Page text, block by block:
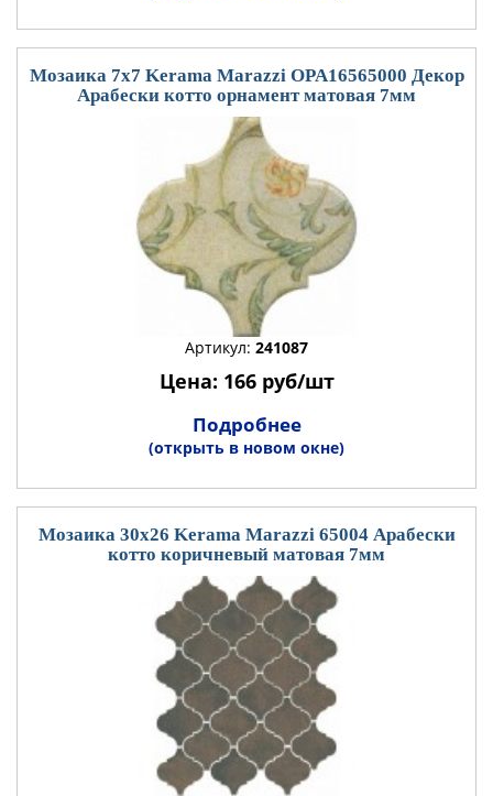
Мозаика 7x7 Kerama Marazzi OPA16565000 Декор
Арабески котто орнамент матовая 7мм
Артикул: 241087
Цена: 166 руб/шт
Подробнее
(открыть в новом окне)
Мозаика 30x26 Kerama Marazzi 65004 Арабески
котто коричневый матовая 7мм